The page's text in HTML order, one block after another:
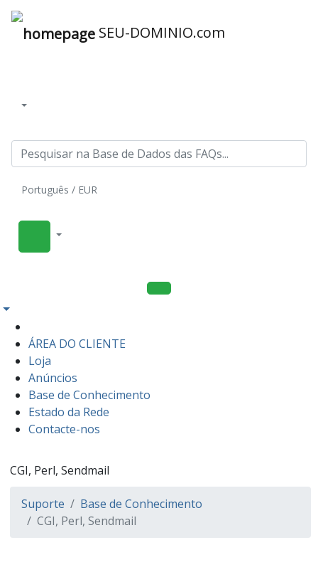
SEU-DOMINIO.com
Português / EUR
ÁREA DO CLIENTE
Loja
Anúncios
Base de Conhecimento
Estado da Rede
Contacte-nos
CGI, Perl, Sendmail
Suporte
Base de Conhecimento
CGI, Perl, Sendmail